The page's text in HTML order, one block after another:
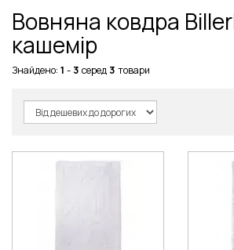
Вовняна ковдра
кашемір
Знайдено: 1 - 3 серед 3 товари